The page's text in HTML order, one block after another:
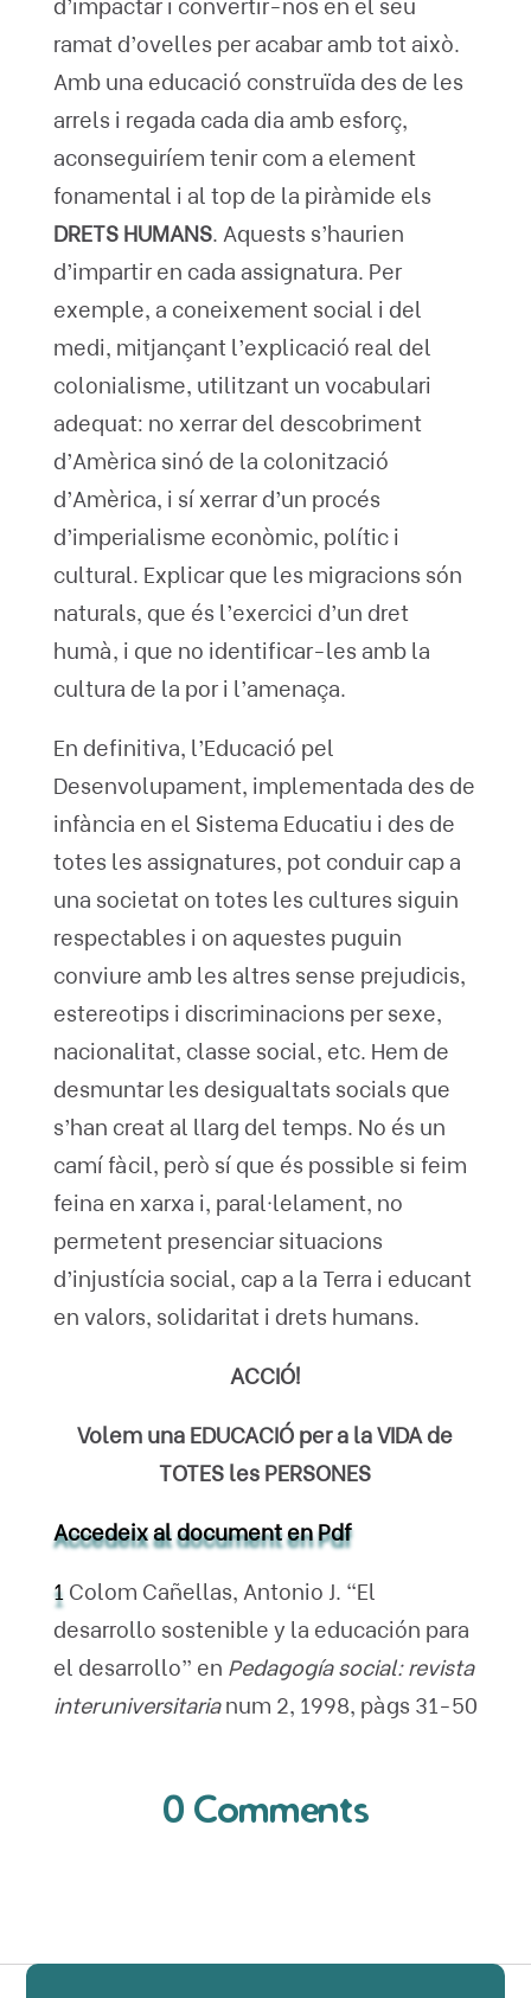
d’impactar i convertir-nos en el seu
ramat d’ovelles per acabar amb tot això.
Amb una educació construïda des de les
arrels i regada cada dia amb esforç,
aconseguiríem tenir com a element
fonamental i al top de la piràmide els
DRETS HUMANS. Aquests s’haurien
d’impartir en cada assignatura. Per
exemple, a coneixement social i del
medi, mitjançant l’explicació real del
colonialisme, utilitzant un vocabulari
adequat: no xerrar del descobriment
d’Amèrica sinó de la colonització
d’Amèrica, i sí xerrar d’un procés
d’imperialisme econòmic, polític i
cultural. Explicar que les migracions són
naturals, que és l’exercici d’un dret
humà, i que no identificar-les amb la
cultura de la por i l’amenaça.
En definitiva, l’Educació pel
Desenvolupament, implementada des de
infància en el Sistema Educatiu i des de
totes les assignatures, pot conduir cap a
una societat on totes les cultures siguin
respectables i on aquestes puguin
conviure amb les altres sense prejudicis,
estereotips i discriminacions per sexe,
nacionalitat, classe social, etc. Hem de
desmuntar les desigualtats socials que
s’han creat al llarg del temps. No és un
camí fàcil, però sí que és possible si feim
feina en xarxa i, paral·lelament, no
permetent presenciar situacions
d’injustícia social, cap a la Terra i educant
en valors, solidaritat i drets humans.
ACCIÓ!
Volem una EDUCACIÓ per a la VIDA de
TOTES les PERSONES
Accedeix al document en Pdf
1Colom Cañellas, Antonio J. “El
desarrollo sostenible y la educación para
el desarrollo” en Pedagogía social: revista
interuniversitarianum 2, 1998, pàgs 31-50
0 Comments